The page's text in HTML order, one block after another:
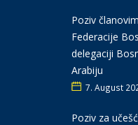
Poziv
Federacije
delegaciji
Arabiju
7. August
Poziv za